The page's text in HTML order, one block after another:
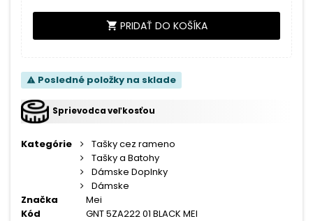
shopping_cart PRIDAŤ DO KOŠÍKA
warning Posledné položky na sklade
Sprievodca veľkosťou
Kategórie
Tašky cez rameno
Tašky a Batohy
Dámske Doplnky
Dámske
Značka
Mei
Kód
GNT 5ZA222 01 BLACK MEI